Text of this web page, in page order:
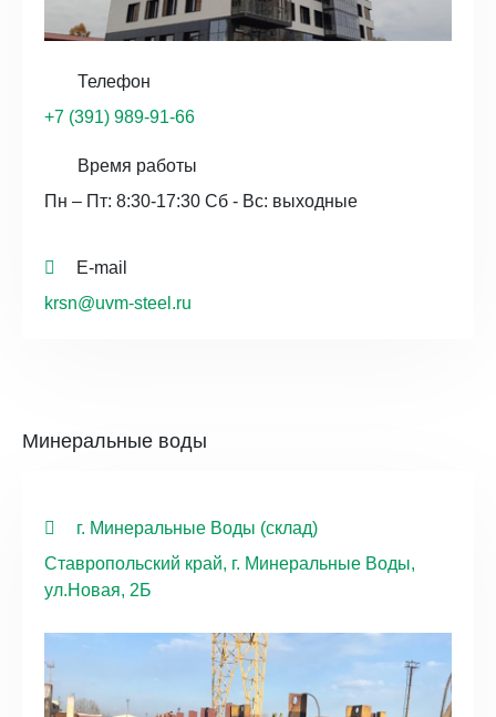
Телефон
+7 (391) 989-91-66
Время работы
Пн – Пт: 8:30-17:30 Сб - Вс: выходные
E-mail
krsn@uvm-steel.ru
Минеральные воды
г. Минеральные Воды (склад)
Ставропольский край, г. Минеральные Воды,
ул.Новая, 2Б